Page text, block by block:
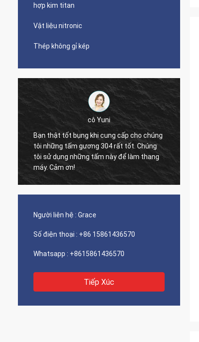
hợp kim titan
Vật liệu nitronic
Thép không gỉ kép
cô Yuni
Bạn thật tốt bụng khi cung cấp cho chúng
tôi những tấm gương 304 rất tốt. Chúng
tôi sử dụng những tấm này để làm thang
máy. Cảm ơn!
Người liên hệ : Grace
Số điện thoại : +86 15861436570
Whatsapp : +8615861436570
Tiếp Xúc